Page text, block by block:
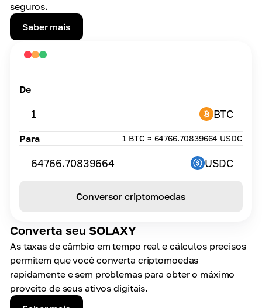
seguros.
Saber mais
Converta seu SOLAXY
As taxas de câmbio em tempo real e cálculos precisos
permitem que você converta criptomoedas
rapidamente e sem problemas para obter o máximo
proveito de seus ativos digitais.
De
1 BTC
Para 1 BTC ≈ 64766.70839664 USDC
64766.70839664 USDC
Conversor criptomoedas